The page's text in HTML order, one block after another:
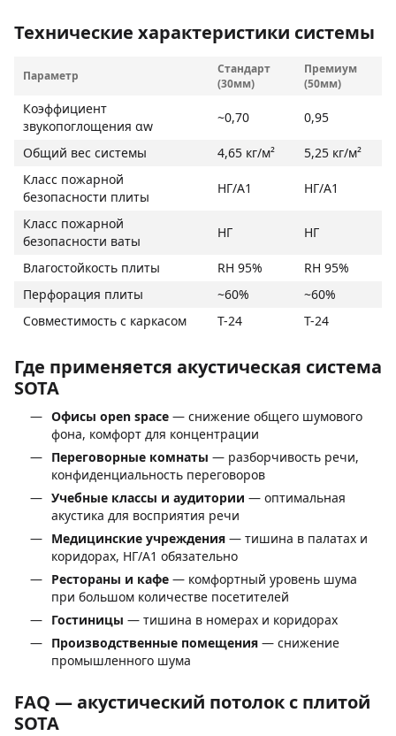
Технические характеристики системы
Параметр
Стандарт
(30мм)
Премиум
(50мм)
Коэффициент
звукопоглощения αw
~0,70 0,95
Общий вес системы 4,65 кг/м²
5,25 кг/м²
Класс пожарной
безопасности плиты
НГ/A1 НГ/A1
Класс пожарной
безопасности ваты
НГ НГ
Влагостойкость плиты RH 95%
RH 95%
Перфорация плиты
~60%
~60%
Совместимость с каркасом
T-24 T-24
Где применяется акустическая система
SOTA
Офисы open space — снижение общего шумового
фона, комфорт для концентрации
Переговорные комнаты — разборчивость речи,
конфиденциальность переговоров
Учебные классы и аудитории — оптимальная
акустика для восприятия речи
Медицинские учреждения — тишина в палатах и
коридорах, НГ/A1 обязательно
Рестораны и кафе — комфортный уровень шума
при большом количестве посетителей
Гостиницы — тишина в номерах и коридорах
Производственные помещения — снижение
промышленного шума
FAQ — акустический потолок с плитой
SOTA